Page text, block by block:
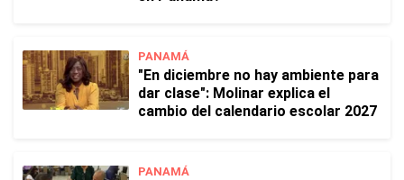
PANAMÁ
"En diciembre no hay ambiente para
dar clase": Molinar explica el
cambio del calendario escolar 2027
PANAMÁ